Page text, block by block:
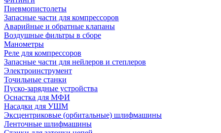
Пневмопистолеты
Запасные части для компрессоров
Аварийные и обратные клапаны
Воздушные фильтры в сборе
Манометры
Реле для компрессоров
Запасные части для нейлеров и степлеров
Электроинструмент
Точильные станки
Пуско-зарядные устройства
Оснастка для МФИ
Насадки для УШМ
Эксцентриковые (орбитальные) шлифмашины
Ленточные шлифмашины